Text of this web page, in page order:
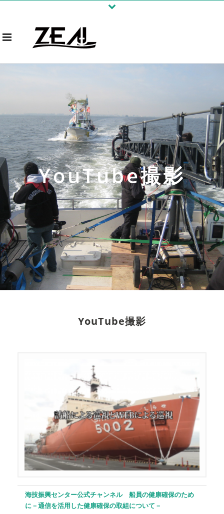
YouTube撮影
YouTube撮影
海技振興センター公式チャンネル 船員の健康確保のため
に－通信を活用した健康確保の取組について－